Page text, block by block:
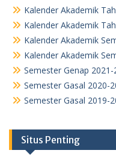
Kalender Akademik
Kalender Akademik
Kalender Akademik
Kalender Akademik
Semester Genap 2021-
Semester Gasal 2020-
Semester Gasal 2019-
Situs Penting